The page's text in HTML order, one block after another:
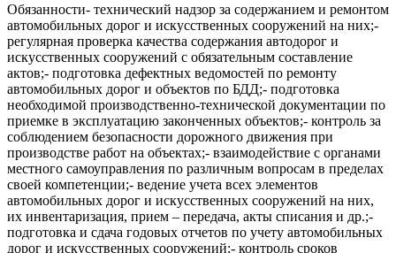
Обязанности- технический надзор за содержанием и ремонтом
автомобильных дорог и искусственных сооружений на них;-
регулярная проверка качества содержания автодорог и
искусственных сооружений с обязательным составление
актов;- подготовка дефектных ведомостей по ремонту
автомобильных дорог и объектов по БДД;- подготовка
необходимой производственно-технической документации по
приемке в эксплуатацию законченных объектов;- контроль за
соблюдением безопасности дорожного движения при
производстве работ на объектах;- взаимодействие с органами
местного самоуправления по различным вопросам в пределах
своей компетенции;- ведение учета всех элементов
автомобильных дорог и искусственных сооружений на них,
их инвентаризация, прием – передача, акты списания и др.;-
подготовка и сдача годовых отчетов по учету автомобильных
дорог и искусственных сооружений;- контроль сроков